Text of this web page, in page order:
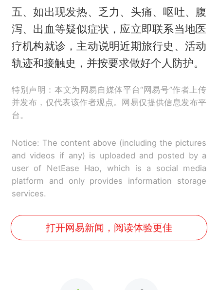
五、如出现发热、乏力、头痛、呕吐、腹
泻、出血等疑似症状，应立即联系当地医
疗机构就诊，主动说明近期旅行史、活动
轨迹和接触史，并按要求做好个人防护。
特别声明：本文为网易自媒体平台“网易号”作者上传
并发布，仅代表该作者观点。网易仅提供信息发布平
台。
Notice: The content above (including the pictures
and videos if any) is uploaded and posted by a
user of NetEase Hao, which is a social media
platform and only provides information storage
services.
打开网易新闻，阅读体验更佳